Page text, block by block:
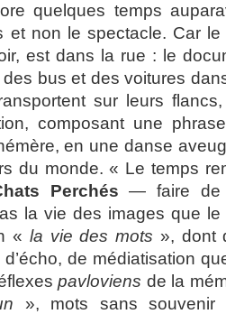
quelques temps
et non le spectacle. Car
est dans la rue : le
bus et des voitures
sur leurs
composant une
en une danse
du monde. « Le temps
Perchés — faire de
la vie des images que
« la vie des mots », dont
de médiatisation
pavloviens de la
», mots sans souvenir